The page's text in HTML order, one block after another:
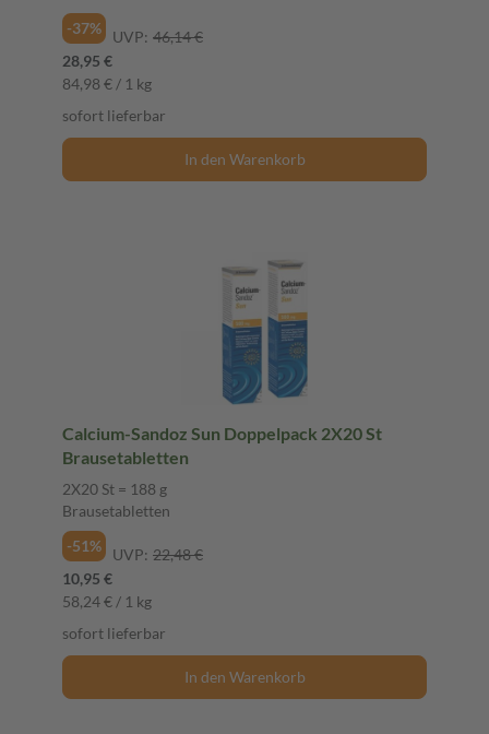
-37% UVP: 46,14 €
28,95 €
84,98 € / 1 kg
sofort lieferbar
In den Warenkorb
Calcium-Sandoz Sun Doppelpack 2X20 St
Brausetabletten
2X20 St = 188 g
Brausetabletten
-51%
UVP: 22,48 €
10,95 €
58,24 € / 1 kg
sofort lieferbar
In den Warenkorb